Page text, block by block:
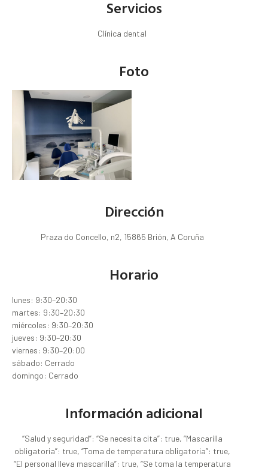
Servicios
Clínica dental
Foto
Dirección
Praza do Concello, n2, 15865 Brión, A Coruña
Horario
lunes: 9:30–20:30
martes: 9:30–20:30
miércoles: 9:30–20:30
jueves: 9:30–20:30
viernes: 9:30–20:00
sábado: Cerrado
domingo: Cerrado
Información adicional
“Salud y seguridad”: “Se necesita cita”: true, “Mascarilla
obligatoria”: true, “Toma de temperatura obligatoria”: true,
“El personal lleva mascarilla”: true, “Se toma la temperatura